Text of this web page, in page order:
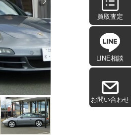
買取査定
LINE相談
お問い合わせ